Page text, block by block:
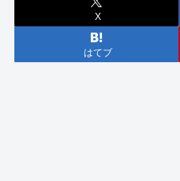
X
はてブ